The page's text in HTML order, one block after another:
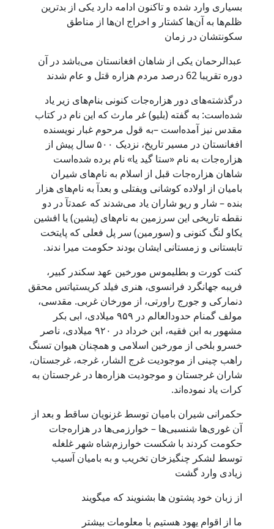
بسیاری وارد شده و تاکنون ادامه دارد یکی از بدترین
ظلم‌ها به آن‌ها کشتار و اخراج ان‌ها از مناطق
سکونتشان در زمان
عبدالرحمان یکی از شاهان افغانستان می‌باشد در آن
دوره تقریبا 62 درصد مردم هزاره قتل و عام شدند
درگذشته‌های دور هزاره‌جات کنونی بنام‌های زیر یاد
شده‌است: به گفته (بلیو) غر مارث که این نام در کتاب
مقدس نیز آمده‌است –به قول مرحوم غبار نویسنده
افغانستان در مسیر تاریخ، نزدیک ۵۰۰ سال پیش از
هزاره‌جات به نام «ستا گید یا» نام برده شده‌است
شاهان هزاره‌جات قبل از اسلام به نام‌های شیران
بامیان از اولاده کوشانی ویفتلی و بعدآ به نام‌های هزار
بنده – شار و ریو شاران یاد می‌شدند که عمدتآ در دو
نقطه تاریخی این سرزمین به نام‌های (پشین) یا افشین
یکاو لنگ کنونی و (سورمین) سر پل فعلی که پایتخت
تابستانی و زمستانی ایشان بودند حکومت میرا ندند.
کنت کورت و بطلیموس مورخین عهد سکندر کبیر،
فریبه جهانگرد فرانسوی، هنری فیلد کریستیاتس محقق
دنمارکی و جورج راورتی، از مورخان غربی. مقدسی،
مولف گمنام حدودالعالم در ۹۵۹ میلادی، ابی بکر
مشهور به ابن فقیه، ابن خرداد در ۹۲۰ میلادی، ناصر
خسرو بلخی از مورخین اسلامی و همچنان هیوان تسنگ
راهب چینی از موجودیت غرج الشار، غرجه، غرجستان،
شاران غرجستان و موجودیت هزاره‌ها در غرجستان به
کرات یاد نموده‌اند.
حکمرانی شیران بامیان توسط غزنویان ساقط و بعد از
آن غوری‌ها شنسبی‌ها – خوارزمی‌ها در هزاره‌جات
حکومت کردند با شکست خوارزم‌شاه شهر غلغله
توسط لشکر چنگیزخان تخریب و به بامیان آسیب
زیادی وارد گشت
از زبان خود پشتون ها بشنویند که میگویند
ما از اقوام یهود هستیم با معلومات بیشتر